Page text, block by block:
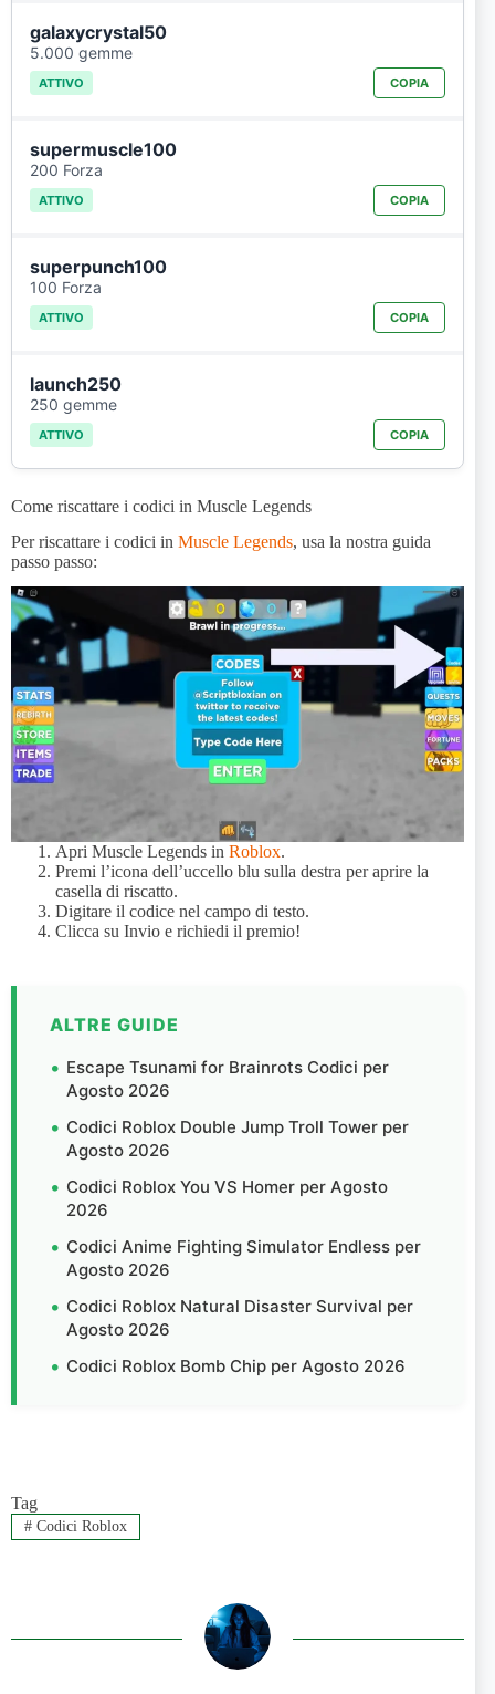
galaxycrystal50
5.000 gemme
ATTIVO COPIA
supermuscle100
200 Forza
ATTIVO COPIA
superpunch100
100 Forza
ATTIVO COPIA
launch250
250 gemme
ATTIVO COPIA
Come riscattare i codici in Muscle Legends
Per riscattare i codici in Muscle Legends, usa la nostra guida
passo passo:
Apri Muscle Legends in Roblox.
Premi l’icona dell’uccello blu sulla destra per aprire la
casella di riscatto.
Digitare il codice nel campo di testo.
Clicca su Invio e richiedi il premio!
ALTRE GUIDE
Escape Tsunami for Brainrots Codici per
Agosto 2026
Codici Roblox Double Jump Troll Tower per
Agosto 2026
Codici Roblox You VS Homer per Agosto
2026
Codici Anime Fighting Simulator Endless per
Agosto 2026
Codici Roblox Natural Disaster Survival per
Agosto 2026
Codici Roblox Bomb Chip per Agosto 2026
Tag
#Codici Roblox